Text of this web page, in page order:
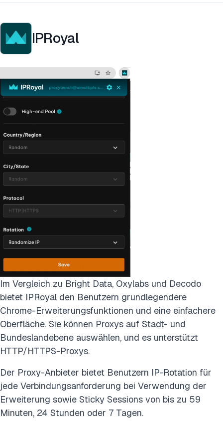
IPRoyal
Im Vergleich zu Bright Data, Oxylabs und Decodo
bietet IPRoyal den Benutzern grundlegendere
Chrome-Erweiterungsfunktionen und eine einfachere
Oberfläche. Sie können Proxys auf Stadt- und
Bundeslandebene auswählen, und es unterstützt
HTTP/HTTPS-Proxys.
Der Proxy-Anbieter bietet Benutzern IP-Rotation für
jede Verbindungsanforderung bei Verwendung der
Erweiterung sowie Sticky Sessions von bis zu 59
Minuten, 24 Stunden oder 7 Tagen.